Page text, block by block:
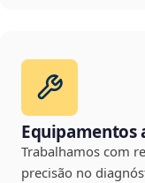
Equipamentos
Trabalhamos com
precisão no